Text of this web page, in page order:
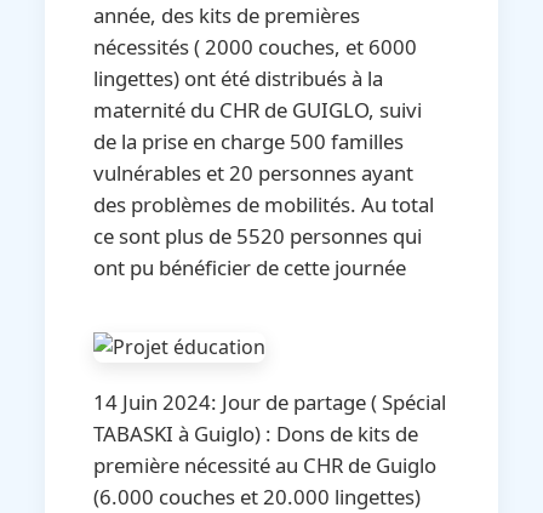
année, des kits de premières
nécessités ( 2000 couches, et 6000
lingettes) ont été distribués à la
maternité du CHR de GUIGLO, suivi
de la prise en charge 500 familles
vulnérables et 20 personnes ayant
des problèmes de mobilités. Au total
ce sont plus de 5520 personnes qui
ont pu bénéficier de cette journée
14 Juin 2024: Jour de partage ( Spécial
TABASKI à Guiglo) : Dons de kits de
première nécessité au CHR de Guiglo
(6.000 couches et 20.000 lingettes)